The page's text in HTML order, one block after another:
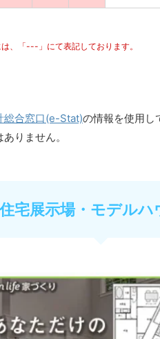
、「---」にて表記しております。
総合窓口(e-Stat)の情報を使用し
りません。
宅展示場・モデルハ